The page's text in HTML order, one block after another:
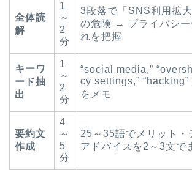
全体読
解
1
～
2
分
3段落で「SNS利用拡
の危険 → プライバシー
れを把握
キーワ
ード抽
出
1
～
2
分
“social media,”
cy settings,” “hacking”
をメモ
要約文
作成
4
～
5
分
25～35語でメリット・
アドバイスを2～3文で